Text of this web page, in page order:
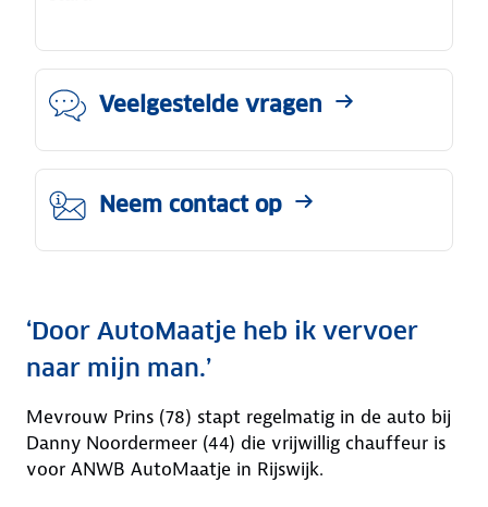
Veelgestelde vragen
Neem contact op
‘Door AutoMaatje heb ik vervoer
naar mijn man.’
Mevrouw Prins (78) stapt regelmatig in de auto bij
Danny Noordermeer (44) die vrijwillig chauffeur is
voor ANWB AutoMaatje in Rijswijk.